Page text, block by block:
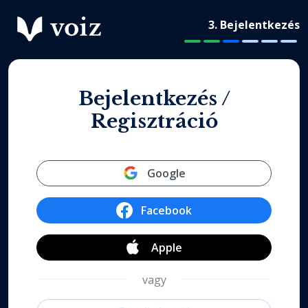
3. Bejelentkezés
Bejelentkezés /
Regisztráció
Google
Facebook
Apple
vagy